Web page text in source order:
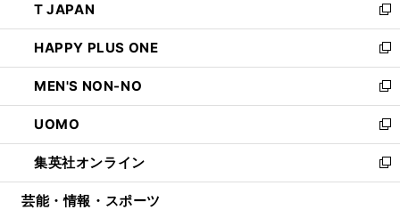
く
で
開
く
ド
ウ
で
開
く
ィ
ン
ド
ウ
で
開
く
い
ウ
ィ
ン
ド
ウ
で
開
く
T JAPAN
新
し
い
ウ
ィ
ン
ド
ウ
で
開
HAPPY PLUS ONE
新
し
い
ウ
ィ
ン
ド
ウ
MEN'S NON-NO
新
し
い
ウ
ィ
ン
UOMO
新
し
い
ウ
集英社オンライン
新
し
芸能・情報・スポーツ